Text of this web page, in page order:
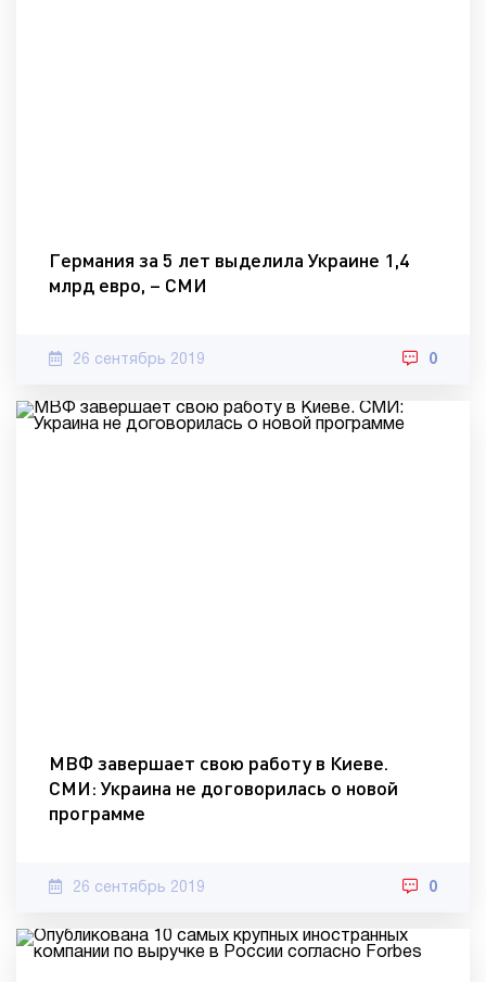
Германия за 5 лет выделила Украине 1,4
млрд евро, – СМИ
26 сентябрь 2019 0
МВФ завершает свою работу в Киеве.
СМИ: Украина не договорилась о новой
программе
26 сентябрь 2019 0